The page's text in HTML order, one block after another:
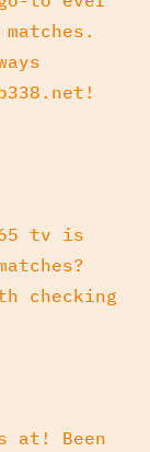
tv is
checking
at! Been